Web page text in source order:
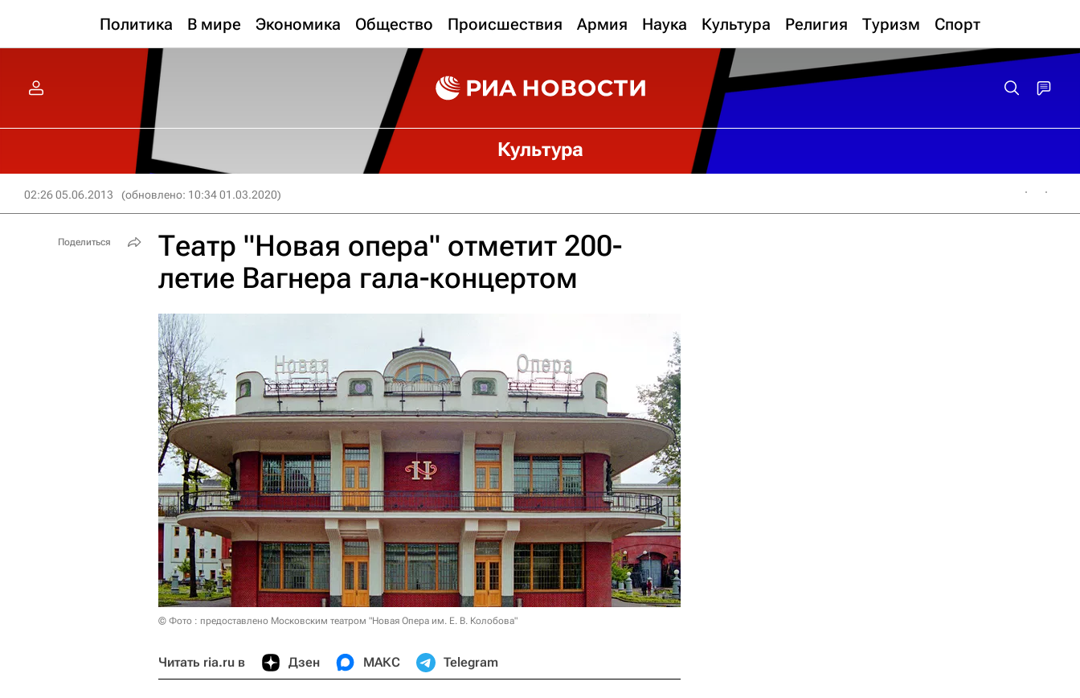
Политика В мире Экономика Общество Происшествия Армия Наука Культура Религия Туризм Спорт
Культура
02:26 05.06.2013 (обновлено: 10:34 01.03.2020)
Театр "Новая опера" отметит 200-
летие Вагнера гала-концертом
© Фото : предоставлено Московским театром "Новая Опера им. Е. В. Колобова"
Читать ria.ru в Дзен МАКС Telegram
Поделиться